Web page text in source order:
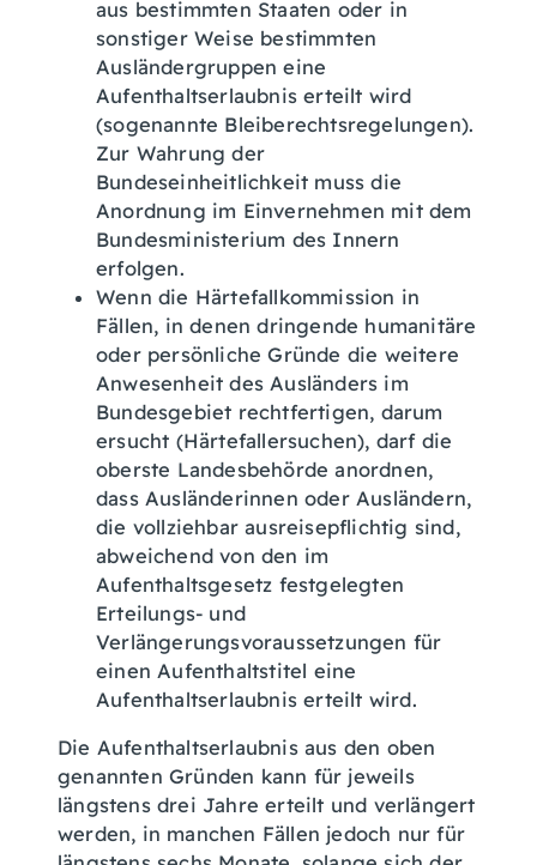
aus bestimmten Staaten oder in
sonstiger Weise bestimmten
Ausländergruppen eine
Aufenthaltserlaubnis erteilt wird
(sogenannte Bleiberechtsregelungen).
Zur Wahrung der
Bundeseinheitlichkeit muss die
Anordnung im Einvernehmen mit dem
Bundesministerium des Innern
erfolgen.
Wenn die Härtefallkommission in
Fällen, in denen dringende humanitäre
oder persönliche Gründe die weitere
Anwesenheit des Ausländers im
Bundesgebiet rechtfertigen, darum
ersucht (Härtefallersuchen), darf die
oberste Landesbehörde anordnen,
dass Ausländerinnen oder Ausländern,
die vollziehbar ausreisepflichtig sind,
abweichend von den im
Aufenthaltsgesetz festgelegten
Erteilungs- und
Verlängerungsvoraussetzungen für
einen Aufenthaltstitel eine
Aufenthaltserlaubnis erteilt wird.
Die Aufenthaltserlaubnis aus den oben
genannten Gründen kann für jeweils
längstens drei Jahre erteilt und verlängert
werden, in manchen Fällen jedoch nur für